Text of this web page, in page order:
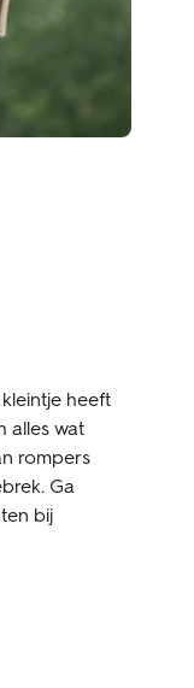
heeft
alles wat
rompers
Ga
bij